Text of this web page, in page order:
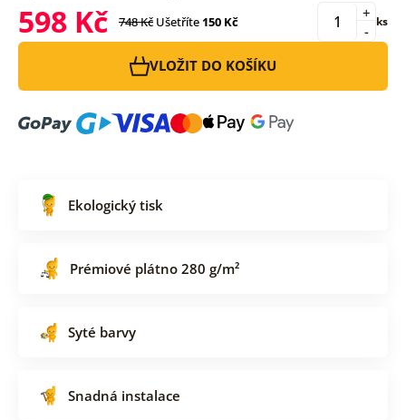
598 Kč 748 Kč Ušetříte150 Kč -
+ ks
VLOŽIT DO KOŠÍKU
Ekologický tisk
Prémiové plátno 280 g/m²
Syté barvy
Snadná instalace